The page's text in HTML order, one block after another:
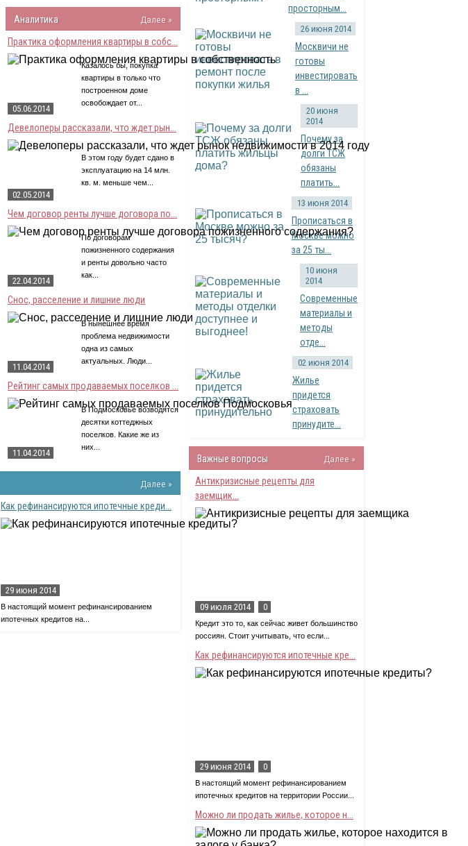
Аналитика
Далее »
Практика оформления квартиры в собс...
05.06.2014
Казалось бы, покупка
квартиры в только что
построенном доме
освобождает от...
Девелоперы рассказали, что ждет рын...
02.05.2014
В этом году будет сдано в
эксплуатацию на 14 млн.
кв. м. меньше чем...
Чем договор ренты лучше договора по...
22.04.2014
По договорам
пожизненного содержания
и ренты довольно часто
как...
Снос, расселение и лишние люди
11.04.2014
В нынешнее время
проблема недвижимости
одна из самых
актуальных. Люди...
Рейтинг самых продаваемых поселков ...
11.04.2014
В Подмосковье возводятся
десятки коттеджных
поселков. Какие же из
них...
Далее »
Как рефинансируются ипотечные креди...
29 июня 2014
В настоящий момент рефинансированием
ипотечных кредитов на...
просторным...
26 июня 2014
Москвичи не
готовы
инвестировать
в ...
20 июня
2014
Почему за
долги ТСЖ
обязаны
платить...
13 июня 2014
Прописаться в
Москве можно
за 25 ты...
10 июня
2014
Современные
материалы и
методы
отде...
02 июня 2014
Жилье
придется
страховать
принудите...
Важные вопросы
Далее »
Антикризисные рецепты для
заемщик...
09 июля 2014 0
Кредит это то, как сейчас живет большинство
россиян. Стоит учитывать, что если...
Как рефинансируются ипотечные кре...
29 июня 2014 0
В настоящий момент рефинансированием
ипотечных кредитов на территории России...
Можно ли продать жилье, которое н...